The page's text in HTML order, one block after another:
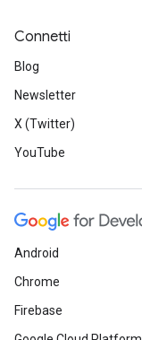
Connetti
Blog
Newsletter
X (Twitter)
YouTube
Android
Chrome
Firebase